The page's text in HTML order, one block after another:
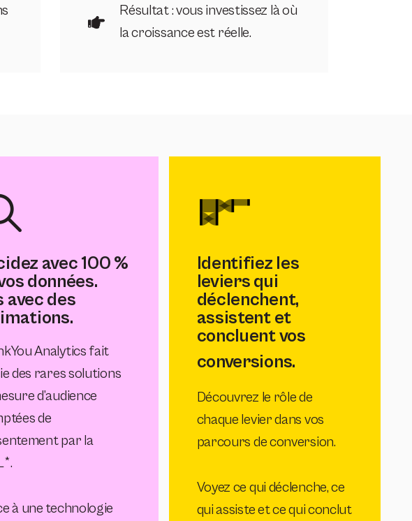
Résultat : vous investissez là où
la croissance est réelle.
avec 100 %
données.
avec des
Analytics fait
des rares solutions
d’audience
de
par la
à une technologie
Identifiez les
leviers qui
déclenchent,
assistent et
concluent vos
conversions.
Découvrez le rôle de
chaque levier dans vos
parcours de conversion.
Voyez ce qui déclenche, ce
qui assiste et ce qui conclut